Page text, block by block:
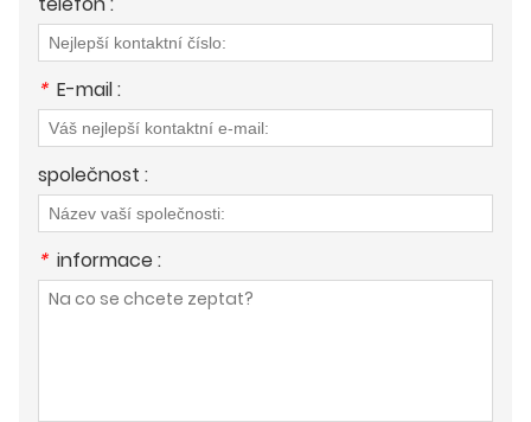
* E-mail :
společnost :
* informace :